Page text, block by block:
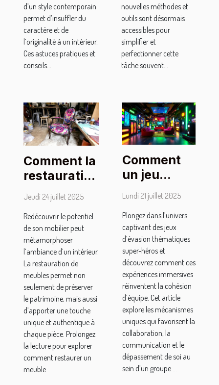
d’un style contemporain
permet d’insuffler du
caractère et de
l’originalité à un intérieur.
Ces astuces pratiques et
conseils...
nouvelles méthodes et
outils sont désormais
accessibles pour
simplifier et
perfectionner cette
tâche souvent...
Comment la
restauration
de mobilier
peut
transformer
votre
intérieur ?
Jeudi 24 juillet 2025
Redécouvrir le potentiel
de son mobilier peut
métamorphoser
l’ambiance d’un intérieur.
La restauration de
meubles permet non
seulement de préserver
le patrimoine, mais aussi
d’apporter une touche
unique et authentique à
chaque pièce. Prolongez
la lecture pour explorer
comment restaurer un
meuble...
Comment
un jeu
d'évasion
thématique
super-
héros
renforce la
cohésion
d'équipe ?
Lundi 21 juillet 2025
Plongez dans l’univers
captivant des jeux
d’évasion thématiques
super-héros et
découvrez comment ces
expériences immersives
réinventent la cohésion
d’équipe. Cet article
explore les mécanismes
uniques qui favorisent la
collaboration, la
communication et le
dépassement de soi au
sein d’un groupe....